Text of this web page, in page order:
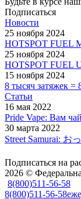
Подписаться
Новости
25 ноября 2024
HOTSPOT FUEL
25 ноября 2024
HOTSPOT FUEL
15 ноября 2024
8 тысяч затяжек
Статьи
16 мая 2022
Pride Vape: Вам
30 марта 2022
Street Samurai: お
Подписаться на
2026 ©
8(800)511-56-58
8(800)511-56-58